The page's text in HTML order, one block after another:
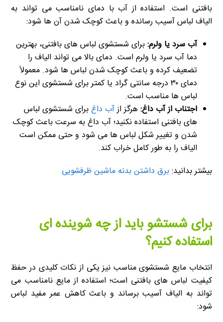
بافتنی است. استفاده از آب با دمای نامناسب می تواند به
الیاف لباس آسیب رسانده و باعث کوچک شدن آن ها شود:
آب سرد یا ولرم:برای شستشوی لباس های بافتنی، بهترین
دما آب سرد یا ولرم است. دمای بالا می تواند الیاف را
تضعیف کرده و باعث کوچک شدن لباس ها شود. معمولاً
دمای ۳۰ درجه سانتی گراد یا کمتر برای شستشوی این نوع
لباس ها مناسب است.
اجتناب از آب داغ: هرگز ازآب داغبرای شستشوی لباس
های بافتنی استفاده نکنید؛ آب داغ به سرعت باعث کوچک
شدن و تغییر شکل لباس ها می شود و حتی ممکن است
الیاف را به طور کامل خراب کند.
بیشتر بدانید:برق داشتن بدنه ماشین ظرفشویی
برای شستشو باید از چه شوینده ای
استفاده کنیم؟
انتخاب مایع شستشوی مناسب نیز یکی از نکات کلیدی در حفظ
کیفیت لباس های بافتنی است؛ استفاده از مایع نامناسب می
تواند به الیاف آسیب برساند و باعث کاهش عمر مفید لباس
شود: